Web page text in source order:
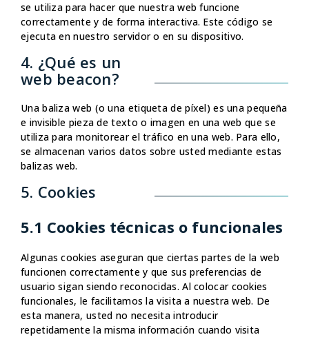
se utiliza para hacer que nuestra web funcione
correctamente y de forma interactiva. Este código se
ejecuta en nuestro servidor o en su dispositivo.
4. ¿Qué es un
web beacon?
Una baliza web (o una etiqueta de píxel) es una pequeña
e invisible pieza de texto o imagen en una web que se
utiliza para monitorear el tráfico en una web. Para ello,
se almacenan varios datos sobre usted mediante estas
balizas web.
5. Cookies
5.1 Cookies técnicas o funcionales
Algunas cookies aseguran que ciertas partes de la web
funcionen correctamente y que sus preferencias de
usuario sigan siendo reconocidas. Al colocar cookies
funcionales, le facilitamos la visita a nuestra web. De
esta manera, usted no necesita introducir
repetidamente la misma información cuando visita